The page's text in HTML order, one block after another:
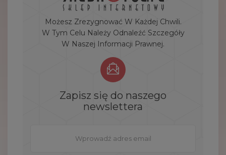
Możesz Zrezygnować W Każdej Chwili.
W Tym Celu Należy Odnaleźć Szczegóły
W Naszej Informacji Prawnej.
Zapisz się do naszego
newslettera